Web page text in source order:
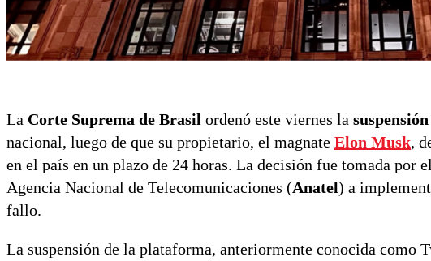
La Corte Suprema de Brasil ordenó este viernes la
nacional, luego de que su propietario, el magnate Elon Musk,
en el país en un plazo de 24 horas. La decisión fue tomada por
Agencia Nacional de Telecomunicaciones (Anatel) a
fallo.
La suspensión de la plataforma, anteriormente conocida como